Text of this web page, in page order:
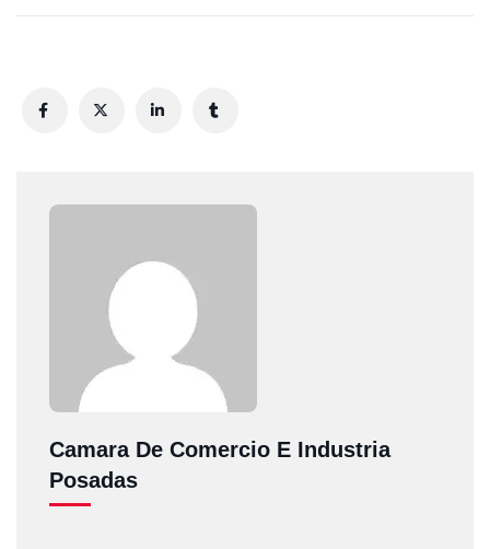
Camara De Comercio E Industria
Posadas